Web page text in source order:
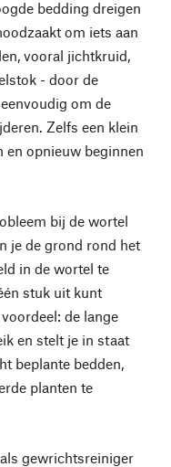
bedding dreigen
om iets aan
vooral jichtkruid,
- door de
om de
Zelfs een klein
opnieuw beginnen
bij de wortel
je de grond rond het
in de wortel te
stuk uit kunt
de lange
en stelt je in staat
beplante bedden,
planten te
gewrichtsreiniger